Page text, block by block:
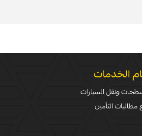
الخدمات
ونقل السيارات
مطالبات التأمين